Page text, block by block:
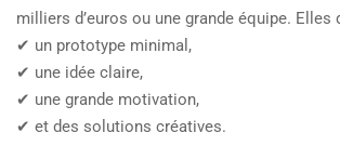
milliers d’euros ou une grande équipe. Elles
✔ un prototype minimal,
✔ une idée claire,
✔ une grande motivation,
✔ et des solutions créatives.